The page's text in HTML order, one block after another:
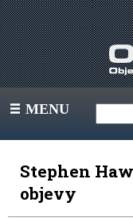
III MENU
Stephen
objevy